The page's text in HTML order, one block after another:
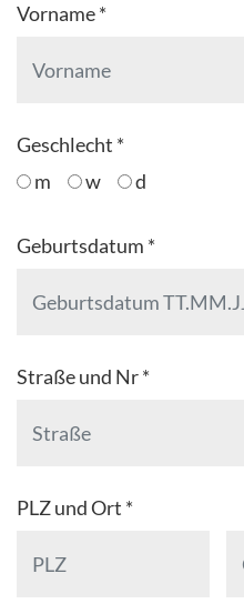
Vorname *
Geschlecht *
m
w d
Geburtsdatum *
Straße und Nr *
PLZ und Ort *